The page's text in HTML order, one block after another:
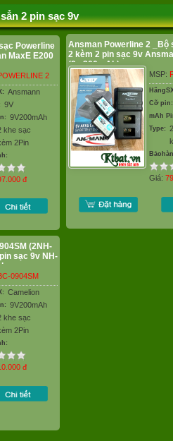
2 pin sạc 9v
Powerline
MaxE E200
2
Ansmann
9V
9V200mAh
khe sạc
2Pin
đ
Ansman Powerline 2 _Bộ
2 kèm 2 pin sạc 9v
(9v 300mAh)
MSP:
Cỡ pin:
mAh
Type:
Giá:
(2NH-
sạc 9v NH-
0904SM
Camelion
9V200mAh
khe sạc
2Pin
đ